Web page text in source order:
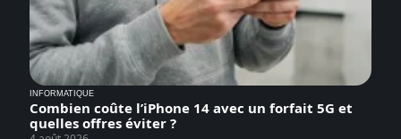
INFORMATIQUE
Combien coûte l’iPhone 14 avec un forfait 5G et
quelles offres éviter ?